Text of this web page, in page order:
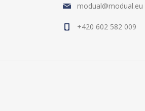
modual@modual.eu
+420 602 582 009